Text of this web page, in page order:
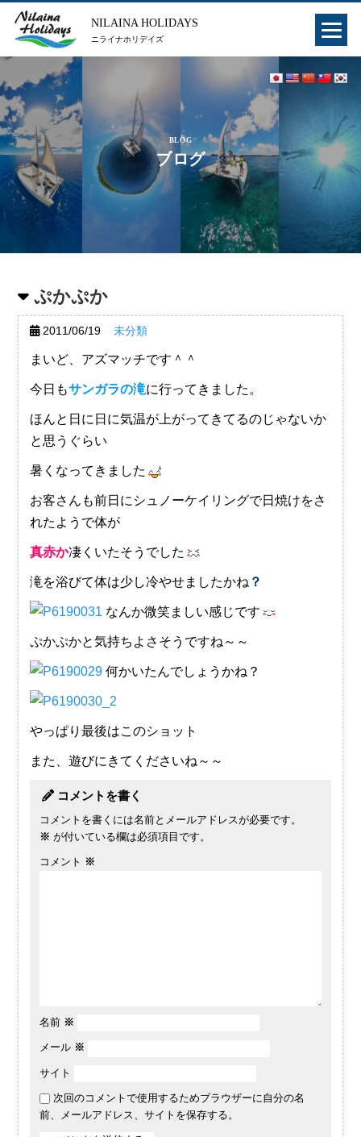
NILAINA HOLIDAYS
ニライナホリデイズ
BLOG
ブログ
ぷかぷか
2011/06/19 未分類
まいど、アズマッチです＾＾
今日もサンガラの滝に行ってきました。
ほんと日に日に気温が上がってきてるのじゃないか
と思うぐらい
暑くなってきました
お客さんも前日にシュノーケイリングで日焼けをさ
れたようで体が
真赤か凄くいたそうでした
滝を浴びて体は少し冷やせましたかね ？
なんか微笑ましい感じです
ぷかぷかと気持ちよさそうですね～～
何かいたんでしょうかね？
やっぱり最後はこのショット
また、遊びにきてくださいね～～
コメントを書く
コメントを書くには名前とメールアドレスが必要です。
※ が付いている欄は必須項目です。
コメント ※
名前 ※
メール ※
サイト
次回のコメントで使用するためブラウザーに自分の名
前、メールアドレス、サイトを保存する。